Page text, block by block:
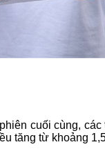
cuối cùng,
tăng từ khoảng